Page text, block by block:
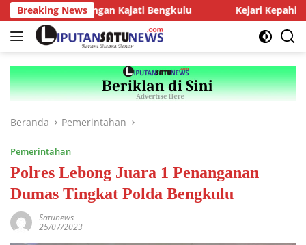
Langsung
ke
konten
Breaking News
Audiensi dengan Kajati Bengkulu Kejari Kepahiang
Beranda Pemerintahan
Pemerintahan
Polres Lebong Juara 1 Penanganan
Dumas Tingkat Polda Bengkulu
Satunews
25/07/2023